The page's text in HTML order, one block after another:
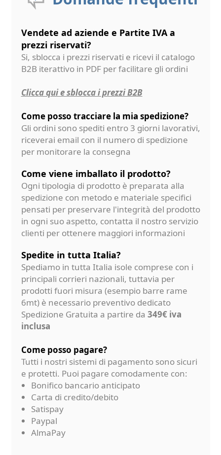
Vendete ad aziende e Partite IVA a
prezzi riservati?
Si, sblocca i prezzi riservati e ricevi il catalogo
B2B iterattivo in PDF per facilitare gli ordini
Clicca qui e sblocca i prezzi B2B
Come posso tracciare la mia spedizione?
Gli ordini sono spediti entro 3 giorni lavorativi,
riceverai email con il numero di spedizione
per monitorare la consegna
Come viene imballato il prodotto?
Ogni tipologia di prodotto è preparata alla
spedizione con metodo e materiale specifici
pensati per preservare l'integrità del prodotto
in ogni suo aspetto, contatta il nostro servizio
clienti per ottenere maggiori informazioni
Spedite in tutta Italia?
Spediamo in tutta Italia isole comprese con i
principali corrieri nazionali, tuttavia per
prodotti fuori misura (esempio barre rame
6mt) è necessario preventivo dedicato
Spedizione Gratuita a partire da 349€ iva
inclusa
Come posso pagare?
Tutti i nostri sistemi di pagamento sono sicuri
e protetti. Puoi pagare comodamente con:
Bonifico bancario anticipato
Carta di credito/debito
Satispay
Paypal
AlmaPay